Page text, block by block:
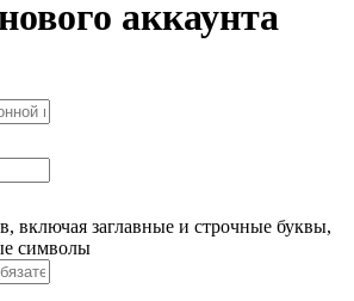
аккаунта
включая заглавные и строчные буквы,
символы